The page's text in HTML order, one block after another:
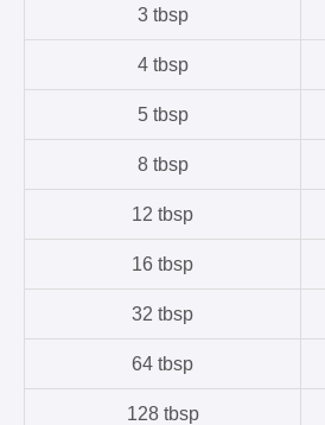
3 tbsp
4 tbsp
5 tbsp
8 tbsp
12 tbsp
16 tbsp
32 tbsp
64 tbsp
128 tbsp